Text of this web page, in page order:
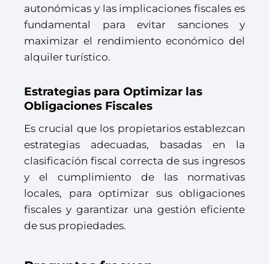
autonómicas y las implicaciones fiscales es
fundamental para evitar sanciones y
maximizar el rendimiento económico del
alquiler turístico.
Estrategias para Optimizar las
Obligaciones Fiscales
Es crucial que los propietarios establezcan
estrategias adecuadas, basadas en la
clasificación fiscal correcta de sus ingresos
y el cumplimiento de las normativas
locales, para optimizar sus obligaciones
fiscales y garantizar una gestión eficiente
de sus propiedades.